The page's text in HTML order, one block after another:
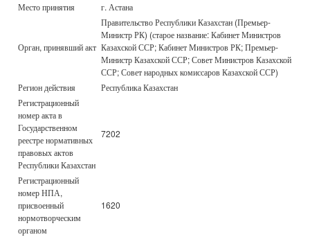
Место принятия г. Астана
Орган, принявший акт
Правительство Республики Казахстан (Премьер-
Министр РК) (старое название: Кабинет Министров
Казахской ССР; Кабинет Министров РК; Премьер-
Министр Казахской ССР; Совет Министров Казахской
ССР; Совет народных комиссаров Казахской ССР)
Регион действия
Республика Казахстан
Регистрационный
номер акта в
Государственном
реестре нормативных
правовых актов
Республики Казахстан
7202
Регистрационный
номер НПА,
присвоенный
нормотворческим
органом
1620